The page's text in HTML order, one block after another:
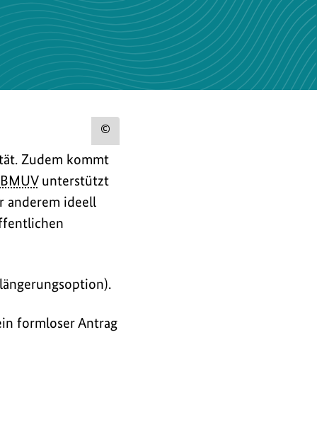
zum
Bild
Zudem kommt
BMUVunterstützt
anderem ideell
formloser Antrag